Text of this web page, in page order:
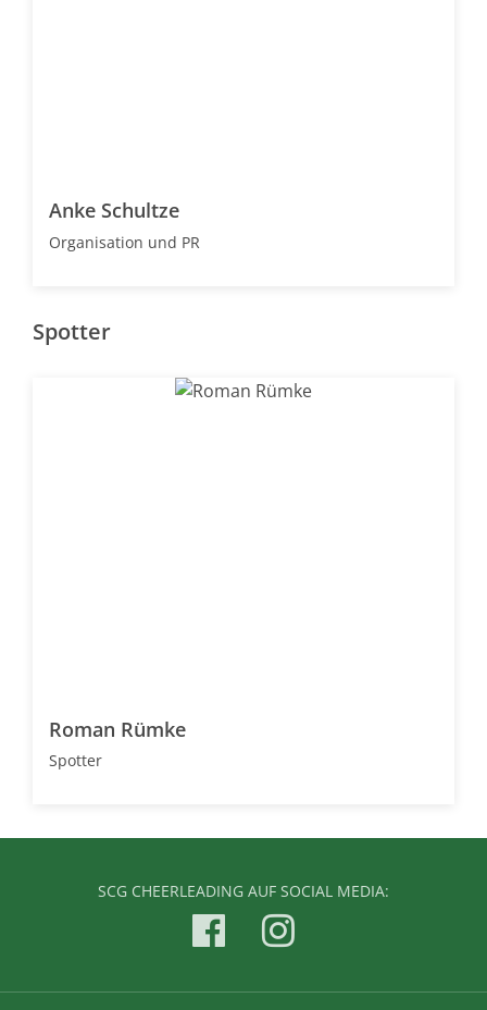
Anke Schultze
Organisation und PR
Spotter
Roman Rümke
Spotter
SCG CHEERLEADING AUF SOCIAL MEDIA: